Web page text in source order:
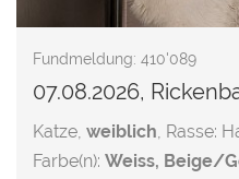
Fundmeldung: 410'089
07.08.2026,
Katze, weiblich, Rasse:
Farbe(n): Weiss, Beige/